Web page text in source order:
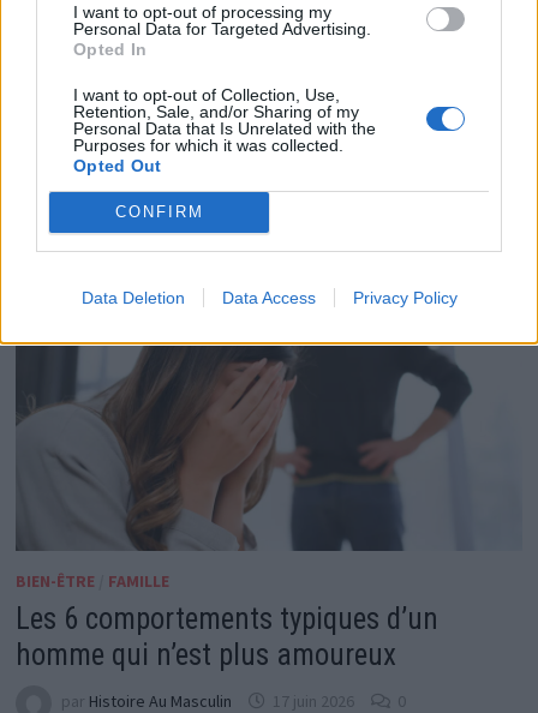
I want to opt-out of processing my
Personal Data for Targeted Advertising.
Opted In
I want to opt-out of Collection, Use,
Retention, Sale, and/or Sharing of my
Personal Data that Is Unrelated with the
Purposes for which it was collected.
Opted Out
CONFIRM
Data Deletion Data Access Privacy Policy
parHistoire Au Masculin 19 juin 2026
un grand-parent et son petit-enfant, celui-ci se
demande souvent s’il a un droit de visite. En …
BIEN-ÊTRE FAMILLE
Les 6 comportements typiques d’un
homme qui n’est plus amoureux
par Histoire Au Masculin 17 juin 2026 0